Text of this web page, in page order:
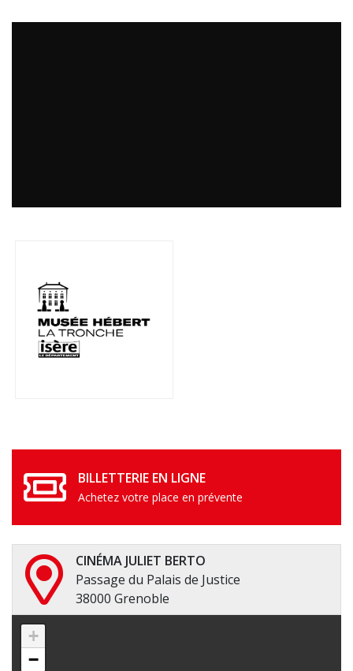
BILLETTERIE EN LIGNE
Achetez votre place en prévente
CINÉMA JULIET BERTO
Passage du Palais de Justice
38000 Grenoble
+
−